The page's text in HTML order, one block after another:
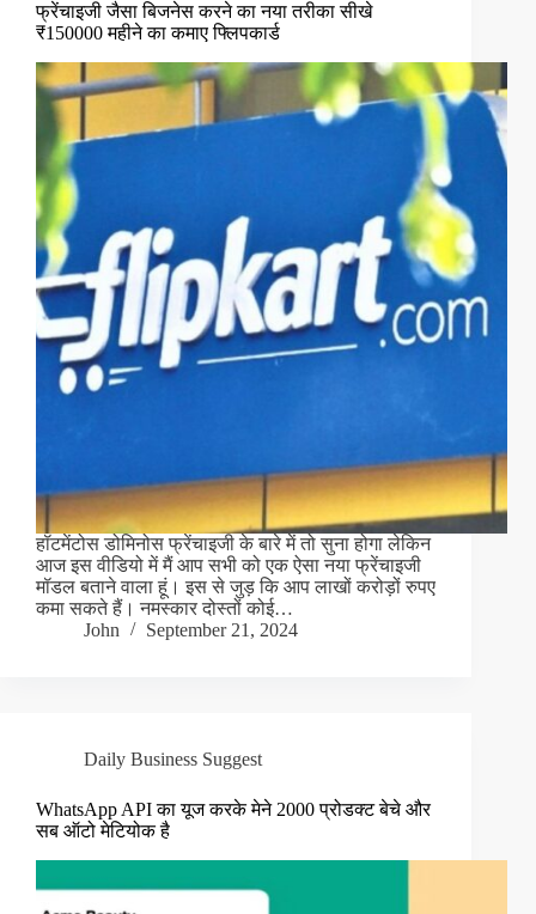
फ्रेंचाइजी जैसा बिजनेस करने का नया तरीका सीखे
₹150000 महीने का कमाए फ्लिपकार्ड
हॉटमेंटोस डोमिनोस फ्रेंचाइजी के बारे में तो सुना होगा लेकिन
आज इस वीडियो में मैं आप सभी को एक ऐसा नया फ्रेंचाइजी
मॉडल बताने वाला हूं। इस से जुड़ कि आप लाखों करोड़ों रुपए
कमा सकते हैं। नमस्कार दोस्तों कोई…
John
September 21, 2024
Daily Business Suggest
WhatsApp API का यूज करके मेने 2000 प्रोडक्ट बेचे और
सब ऑटो मेटियोक है